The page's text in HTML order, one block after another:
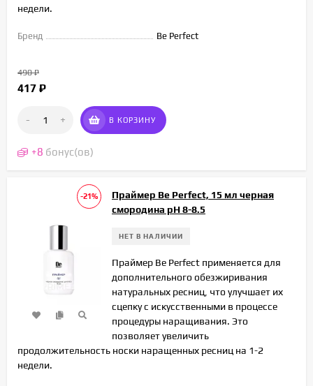
недели.
Бренд Be Perfect
490₽
417 ₽
- + В КОРЗИНУ
+8 бонус(ов)
-21%
Праймер Be Perfect, 15 мл черная
смородина рН 8-8.5
НЕТ В НАЛИЧИИ
Праймер Be Perfect применяется для
дополнительного обезжиривания
натуральных ресниц, что улучшает их
сцепку с искусственными в процессе
процедуры наращивания. Это
позволяет увеличить
продолжительность носки наращенных ресниц на 1-2
недели.